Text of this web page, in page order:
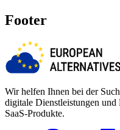
Footer
Wir helfen Ihnen bei der
digitale Dienstleistungen
SaaS-Produkte.